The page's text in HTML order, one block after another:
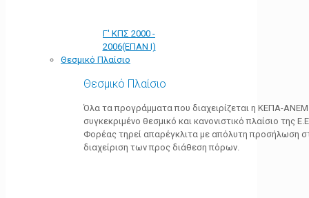
Γ' ΚΠΣ 2000 -
2006(ΕΠΑΝ Ι)
Θεσμικό Πλαίσιο
Θεσμικό Πλαίσιο
Όλα τα προγράμματα που διαχειρίζεται η ΚΕΠΑ-
συγκεκριμένο θεσμικό και κανονιστικό πλαίσιο της
Φορέας τηρεί απαρέγκλιτα με απόλυτη προσήλωση
διαχείριση των προς διάθεση πόρων.